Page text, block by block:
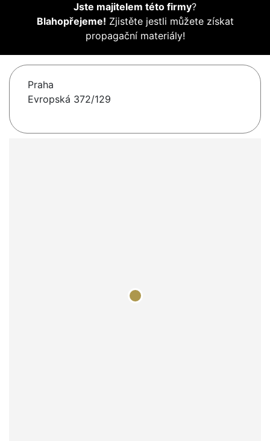
Jste majitelem této firmy?
Blahopřejeme! Zjistěte jestli můžete získat
propagační materiály!
Praha
Evropská 372/129